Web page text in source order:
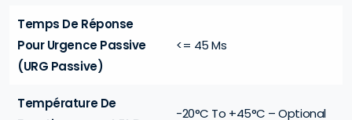
Temps De Réponse
Pour Urgence Passive
(URG Passive)
<= 45 Ms
Température De
-20°C To +45°C – Optional